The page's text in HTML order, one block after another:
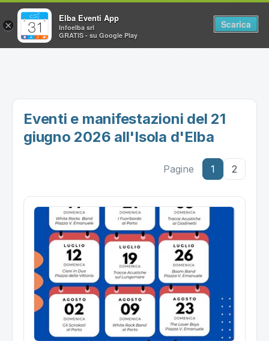
Home
Utilità
Eventi e manifestazioni del 21
giugno 2026 all'Isola d'Elba
Pagine 1 2
×
Elba Eventi App
Infoelba srl
GRATIS - su Google Play
Scarica